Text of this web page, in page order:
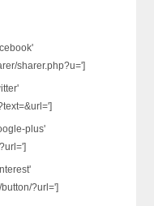
sharer.php?u=']
plus'
?url=']